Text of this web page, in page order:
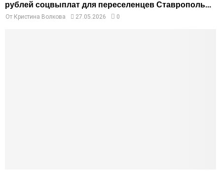
рублей соцвыплат для переселенцев Ставрополь...
От Кристина Волкова 27.05.2026 0